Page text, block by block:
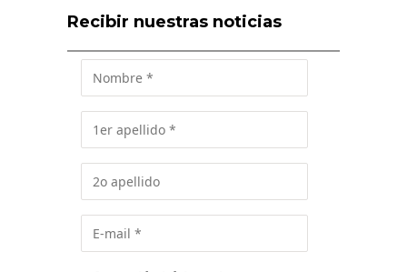
Recibir nuestras noticias